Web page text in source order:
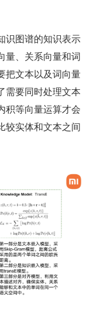
识图谱的知识表示
量、关系向量和词
把文本以及词向量
需要同时处理文本
积等向量运算才会
较实体和文本之间